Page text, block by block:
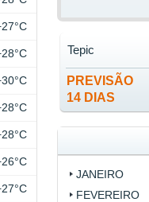
PREVISÃO
14 DIAS
Tepic
JANEIRO
FEVEREIRO